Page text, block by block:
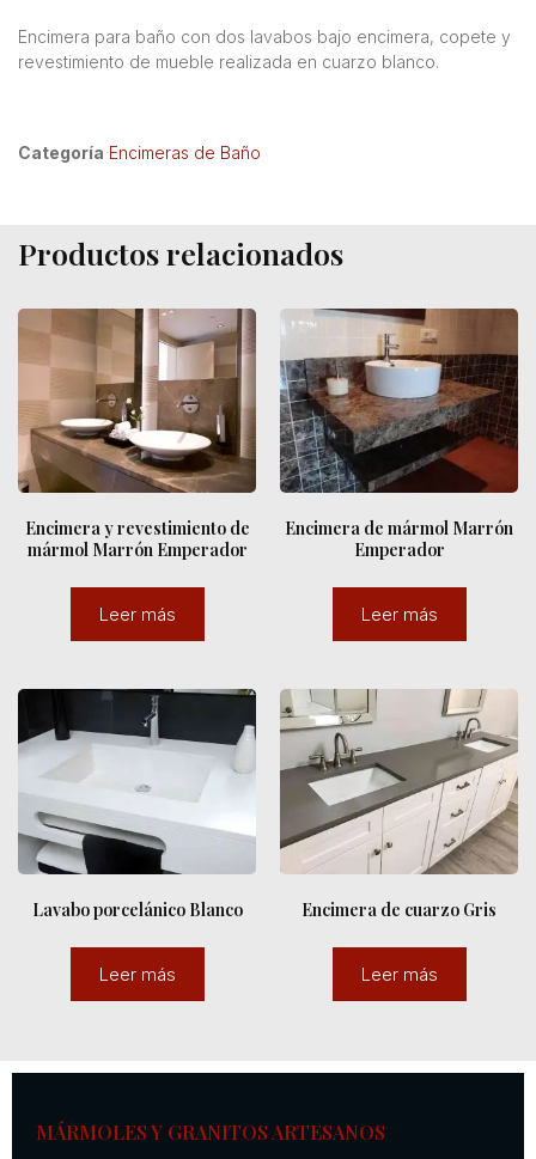
Encimera para baño con dos lavabos bajo encimera, copete y
revestimiento de mueble realizada en cuarzo blanco.
Categoría Encimeras de Baño
Productos relacionados
Encimera y revestimiento de
mármol Marrón Emperador
Leer más
Encimera de mármol Marrón
Emperador
Leer más
Lavabo porcelánico Blanco
Leer más
Encimera de cuarzo Gris
Leer más
MÁRMOLES Y GRANITOS ARTESANOS